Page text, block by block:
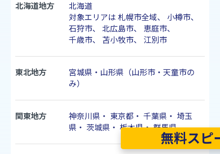
北海道地方
北海道
対象エリアは 札幌市全域、 小樽市、
石狩市、 北広島市、 恵庭市、
千歳市、 苫小牧市、 江別市
東北地方
宮城県・山形県（山形市・天童市の
み）
関東地方 神奈川県 ・ 東京都・ 千葉県 ・ 埼玉
県 ・ 茨城県 ・ 栃木県・群馬県
無料スピ